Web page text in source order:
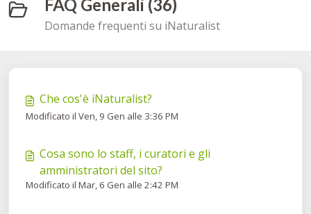
FAQ Generali (36)
Domande frequenti su iNaturalist
Che cos'è iNaturalist?
Modificato il Ven, 9 Gen alle 3:36 PM
Cosa sono lo staff, i curatori e gli
amministratori del sito?
Modificato il Mar, 6 Gen alle 2:42 PM